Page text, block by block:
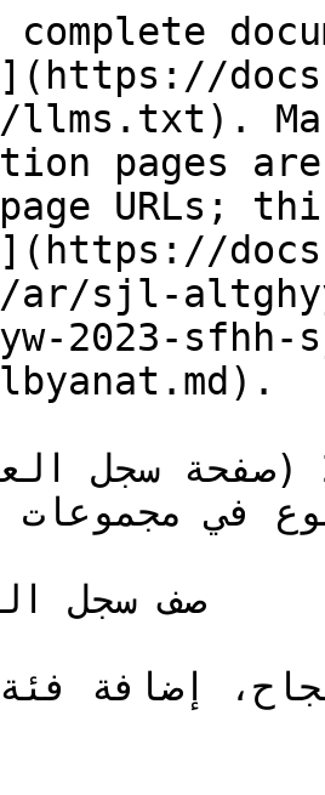
pages
URLs;
sjl-
2023-
في مجموعات